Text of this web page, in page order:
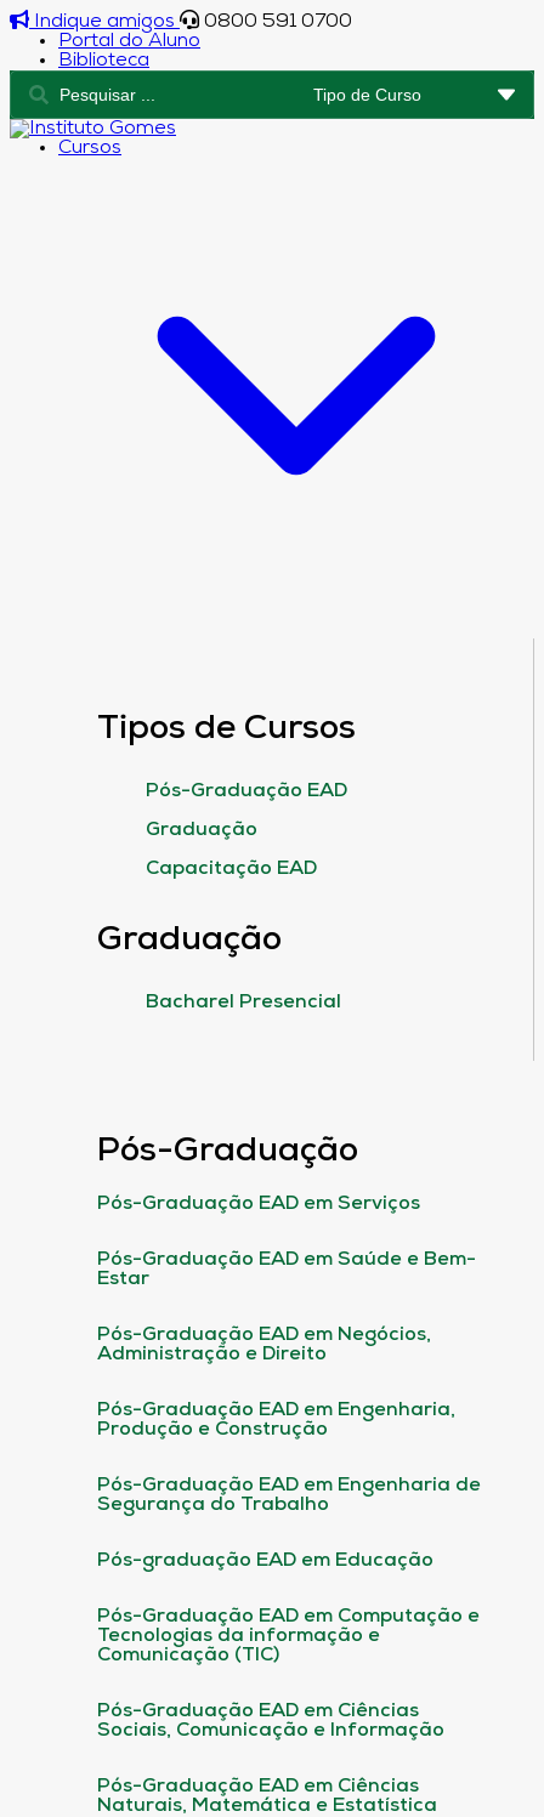
Indique amigos
0800 591 0700
Portal do Aluno
Biblioteca
Cursos
Tipos de Cursos
Pós-Graduação EAD
Graduação
Capacitação EAD
Graduação
Bacharel Presencial
Pós-Graduação
Pós-Graduação EAD em Serviços
Pós-Graduação EAD em Saúde e Bem-
Estar
Pós-Graduação EAD em Negócios,
Administração e Direito
Pós-Graduação EAD em Engenharia,
Produção e Construção
Pós-Graduação EAD em Engenharia de
Segurança do Trabalho
Pós-graduação EAD em Educação
Pós-Graduação EAD em Computação e
Tecnologias da informação e
Comunicação (TIC)
Pós-Graduação EAD em Ciências
Sociais, Comunicação e Informação
Pós-Graduação EAD em Ciências
Naturais, Matemática e Estatística